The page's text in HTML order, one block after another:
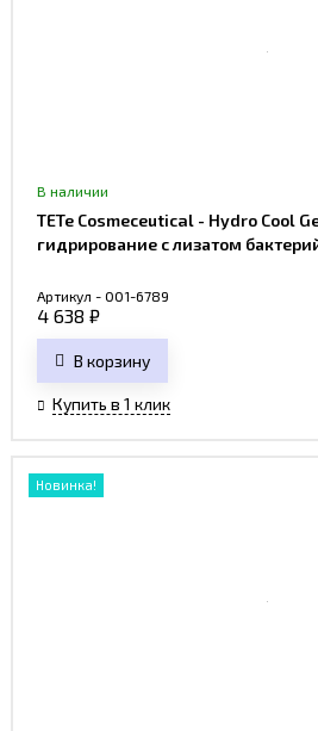
В наличии
TETe Cosmeceutical - Hydro Cool
гидрирование с лизатом
Артикул - 001-6789
4 638 ₽
В корзину
Купить в 1 клик
Новинка!